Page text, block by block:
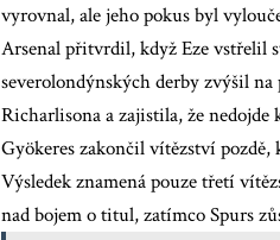
vyrovnal, ale jeho pokus byl
Arsenal přitvrdil, když Eze vstřelil
severolondýnských derby zvýšil
Richarlisona a zajistila, že nedojde
Gyökeres zakončil vítězství pozdě,
Výsledek znamená pouze třetí
nad bojem o titul, zatímco Spurs